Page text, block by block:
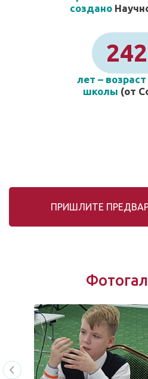
создано
лет –
школы (от
ПРИШЛИТЕ